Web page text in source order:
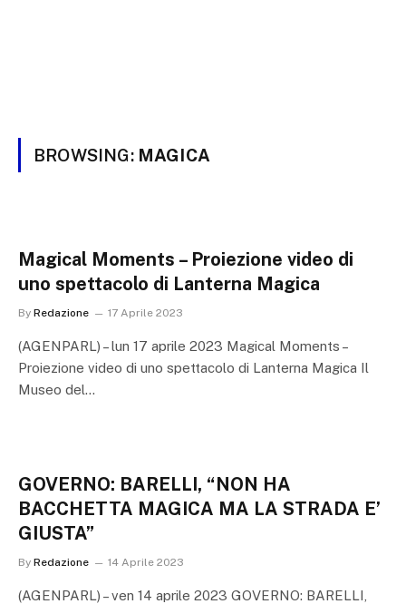
BROWSING: MAGICA
Magical Moments – Proiezione video di
uno spettacolo di Lanterna Magica
By Redazione 17 Aprile 2023
(AGENPARL) – lun 17 aprile 2023 Magical Moments –
Proiezione video di uno spettacolo di Lanterna Magica Il
Museo del…
GOVERNO: BARELLI, “NON HA
BACCHETTA MAGICA MA LA STRADA E’
GIUSTA”
By Redazione 14 Aprile 2023
(AGENPARL) – ven 14 aprile 2023 GOVERNO: BARELLI,